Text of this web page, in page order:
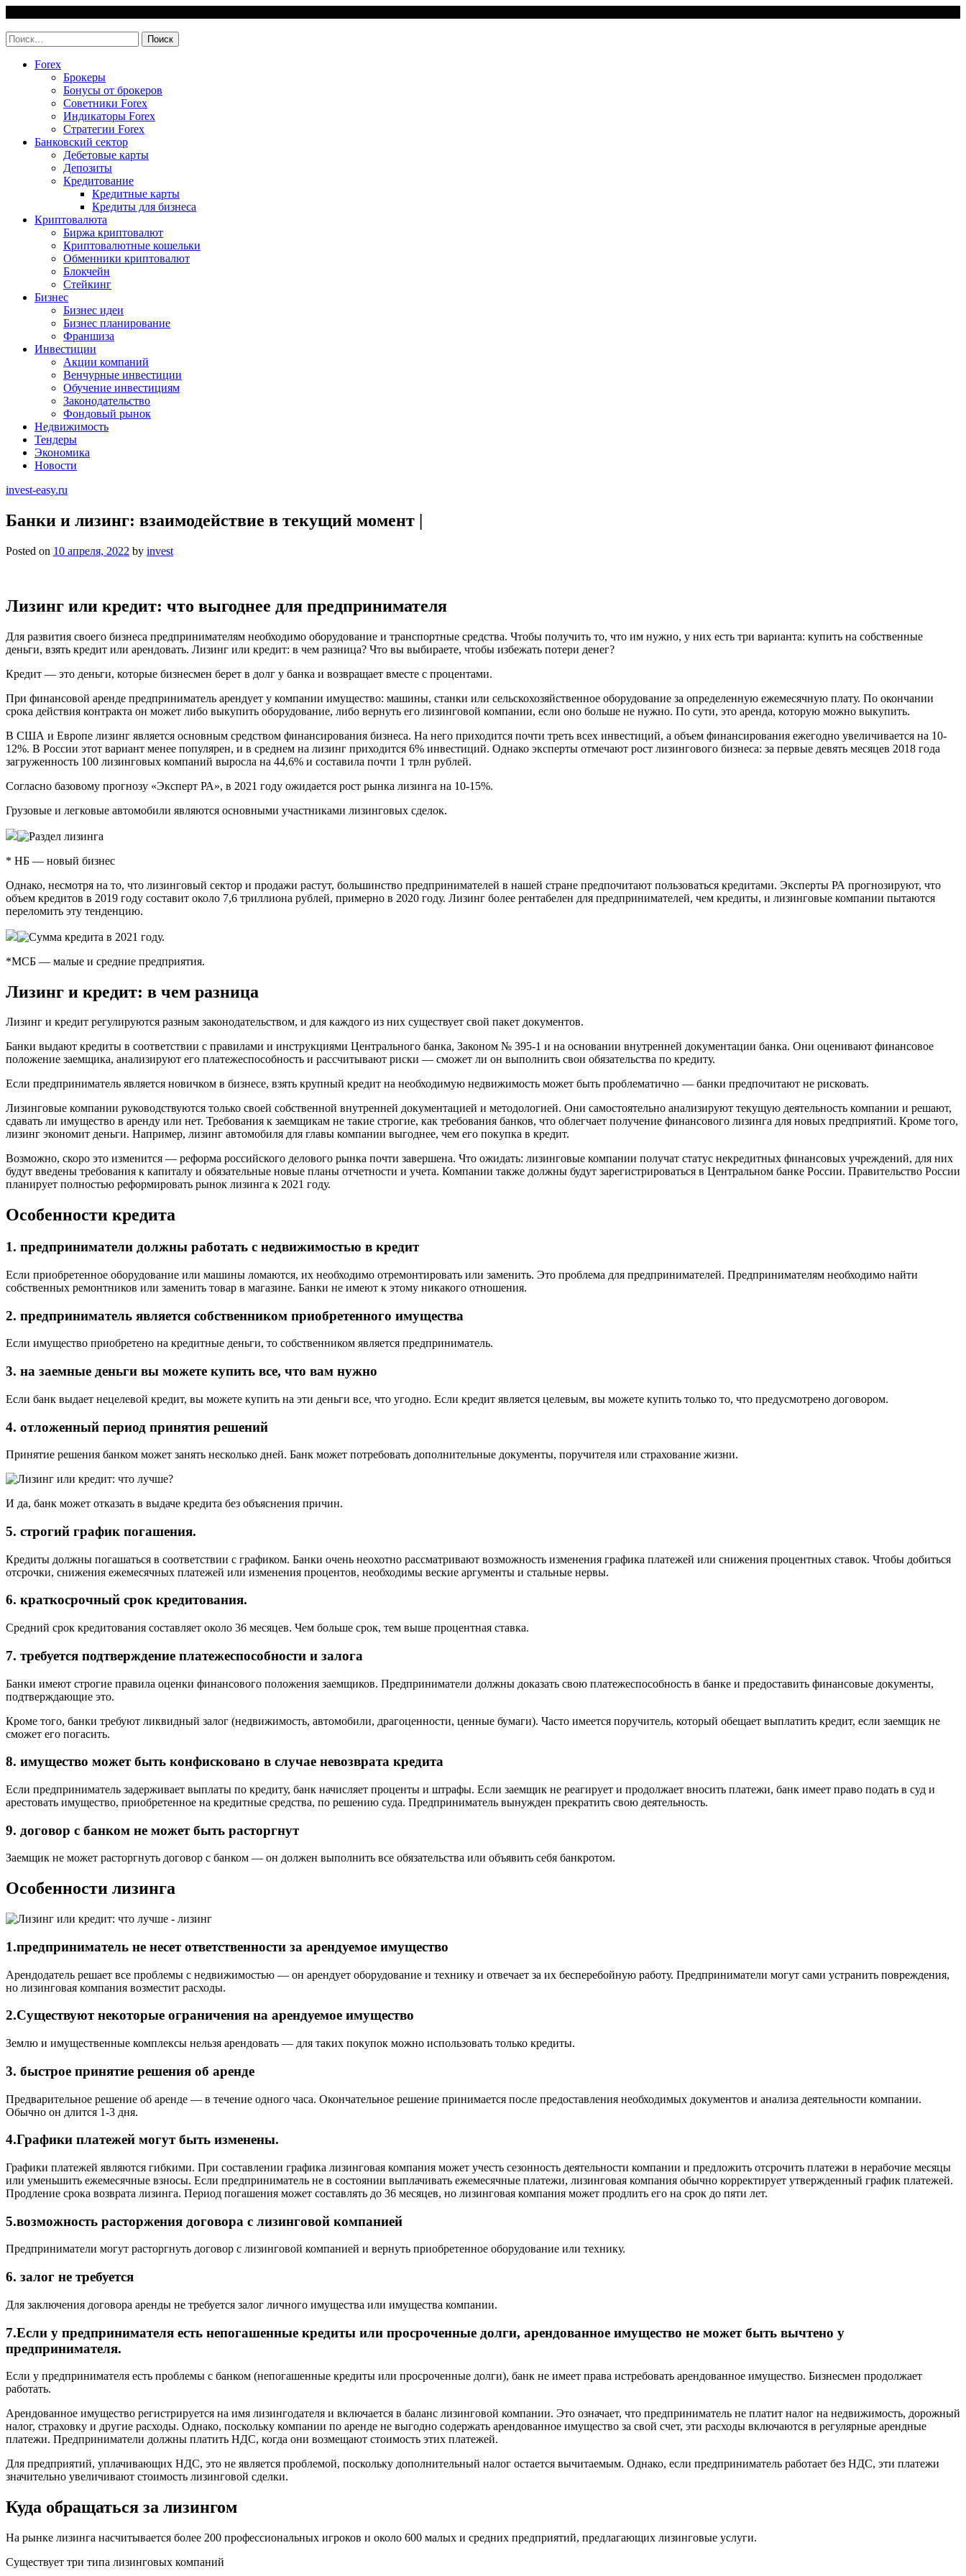
content
Найти:
Forex
Брокеры
Бонусы от брокеров
Советники Forex
Индикаторы Forex
Стратегии Forex
Банковский сектор
Дебетовые карты
Депозиты
Кредитование
Кредитные карты
Кредиты для бизнеса
Криптовалюта
Биржа криптовалют
Криптовалютные кошельки
Обменники криптовалют
Блокчейн
Стейкинг
Бизнес
Бизнес идеи
Бизнес планирование
Франшиза
Инвестиции
Акции компаний
Венчурные инвестиции
Обучение инвестициям
Законодательство
Фондовый рынок
Недвижимость
Тендеры
Экономика
Новости
invest-easy.ru
Банки и лизинг: взаимодействие в текущий момент |
Posted on 10 апреля, 2022 by invest
Лизинг или кредит: что выгоднее для предпринимателя
Для развития своего бизнеса предпринимателям необходимо оборудование и транспортные средства. Чтобы получить то, что им нужно, у них есть три варианта: купить на собственные
деньги, взять кредит или арендовать. Лизинг или кредит: в чем разница? Что вы выбираете, чтобы избежать потери денег?
Кредит — это деньги, которые бизнесмен берет в долг у банка и возвращает вместе с процентами.
При финансовой аренде предприниматель арендует у компании имущество: машины, станки или сельскохозяйственное оборудование за определенную ежемесячную плату. По окончании
срока действия контракта он может либо выкупить оборудование, либо вернуть его лизинговой компании, если оно больше не нужно. По сути, это аренда, которую можно выкупить.
В США и Европе лизинг является основным средством финансирования бизнеса. На него приходится почти треть всех инвестиций, а объем финансирования ежегодно увеличивается на 10-
12%. В России этот вариант менее популярен, и в среднем на лизинг приходится 6% инвестиций. Однако эксперты отмечают рост лизингового бизнеса: за первые девять месяцев 2018 года
загруженность 100 лизинговых компаний выросла на 44,6% и составила почти 1 трлн рублей.
Согласно базовому прогнозу «Эксперт РА», в 2021 году ожидается рост рынка лизинга на 10-15%.
Грузовые и легковые автомобили являются основными участниками лизинговых сделок.
* НБ — новый бизнес
Однако, несмотря на то, что лизинговый сектор и продажи растут, большинство предпринимателей в нашей стране предпочитают пользоваться кредитами. Эксперты РА прогнозируют, что
объем кредитов в 2019 году составит около 7,6 триллиона рублей, примерно в 2020 году. Лизинг более рентабелен для предпринимателей, чем кредиты, и лизинговые компании пытаются
переломить эту тенденцию.
*МСБ — малые и средние предприятия.
Лизинг и кредит: в чем разница
Лизинг и кредит регулируются разным законодательством, и для каждого из них существует свой пакет документов.
Банки выдают кредиты в соответствии с правилами и инструкциями Центрального банка, Законом № 395-1 и на основании внутренней документации банка. Они оценивают финансовое
положение заемщика, анализируют его платежеспособность и рассчитывают риски — сможет ли он выполнить свои обязательства по кредиту.
Если предприниматель является новичком в бизнесе, взять крупный кредит на необходимую недвижимость может быть проблематично — банки предпочитают не рисковать.
Лизинговые компании руководствуются только своей собственной внутренней документацией и методологией. Они самостоятельно анализируют текущую деятельность компании и решают,
сдавать ли имущество в аренду или нет. Требования к заемщикам не такие строгие, как требования банков, что облегчает получение финансового лизинга для новых предприятий. Кроме того,
лизинг экономит деньги. Например, лизинг автомобиля для главы компании выгоднее, чем его покупка в кредит.
Возможно, скоро это изменится — реформа российского делового рынка почти завершена. Что ожидать: лизинговые компании получат статус некредитных финансовых учреждений, для них
будут введены требования к капиталу и обязательные новые планы отчетности и учета. Компании также должны будут зарегистрироваться в Центральном банке России. Правительство России
планирует полностью реформировать рынок лизинга к 2021 году.
Особенности кредита
1. предприниматели должны работать с недвижимостью в кредит
Если приобретенное оборудование или машины ломаются, их необходимо отремонтировать или заменить. Это проблема для предпринимателей. Предпринимателям необходимо найти
собственных ремонтников или заменить товар в магазине. Банки не имеют к этому никакого отношения.
2. предприниматель является собственником приобретенного имущества
Если имущество приобретено на кредитные деньги, то собственником является предприниматель.
3. на заемные деньги вы можете купить все, что вам нужно
Если банк выдает нецелевой кредит, вы можете купить на эти деньги все, что угодно. Если кредит является целевым, вы можете купить только то, что предусмотрено договором.
4. отложенный период принятия решений
Принятие решения банком может занять несколько дней. Банк может потребовать дополнительные документы, поручителя или страхование жизни.
И да, банк может отказать в выдаче кредита без объяснения причин.
5. строгий график погашения.
Кредиты должны погашаться в соответствии с графиком. Банки очень неохотно рассматривают возможность изменения графика платежей или снижения процентных ставок. Чтобы добиться
отсрочки, снижения ежемесячных платежей или изменения процентов, необходимы веские аргументы и стальные нервы.
6. краткосрочный срок кредитования.
Средний срок кредитования составляет около 36 месяцев. Чем больше срок, тем выше процентная ставка.
7. требуется подтверждение платежеспособности и залога
Банки имеют строгие правила оценки финансового положения заемщиков. Предприниматели должны доказать свою платежеспособность в банке и предоставить финансовые документы,
подтверждающие это.
Кроме того, банки требуют ликвидный залог (недвижимость, автомобили, драгоценности, ценные бумаги). Часто имеется поручитель, который обещает выплатить кредит, если заемщик не
сможет его погасить.
8. имущество может быть конфисковано в случае невозврата кредита
Если предприниматель задерживает выплаты по кредиту, банк начисляет проценты и штрафы. Если заемщик не реагирует и продолжает вносить платежи, банк имеет право подать в суд и
арестовать имущество, приобретенное на кредитные средства, по решению суда. Предприниматель вынужден прекратить свою деятельность.
9. договор с банком не может быть расторгнут
Заемщик не может расторгнуть договор с банком — он должен выполнить все обязательства или объявить себя банкротом.
Особенности лизинга
1.предприниматель не несет ответственности за арендуемое имущество
Арендодатель решает все проблемы с недвижимостью — он арендует оборудование и технику и отвечает за их бесперебойную работу. Предприниматели могут сами устранить повреждения,
но лизинговая компания возместит расходы.
2.Существуют некоторые ограничения на арендуемое имущество
Землю и имущественные комплексы нельзя арендовать — для таких покупок можно использовать только кредиты.
3. быстрое принятие решения об аренде
Предварительное решение об аренде — в течение одного часа. Окончательное решение принимается после предоставления необходимых документов и анализа деятельности компании.
Обычно он длится 1-3 дня.
4.Графики платежей могут быть изменены.
Графики платежей являются гибкими. При составлении графика лизинговая компания может учесть сезонность деятельности компании и предложить отсрочить платежи в нерабочие месяцы
или уменьшить ежемесячные взносы. Если предприниматель не в состоянии выплачивать ежемесячные платежи, лизинговая компания обычно корректирует утвержденный график платежей.
Продление срока возврата лизинга. Период погашения может составлять до 36 месяцев, но лизинговая компания может продлить его на срок до пяти лет.
5.возможность расторжения договора с лизинговой компанией
Предприниматели могут расторгнуть договор с лизинговой компанией и вернуть приобретенное оборудование или технику.
6. залог не требуется
Для заключения договора аренды не требуется залог личного имущества или имущества компании.
7.Если у предпринимателя есть непогашенные кредиты или просроченные долги, арендованное имущество не может быть вычтено у
предпринимателя.
Если у предпринимателя есть проблемы с банком (непогашенные кредиты или просроченные долги), банк не имеет права истребовать арендованное имущество. Бизнесмен продолжает
работать.
Арендованное имущество регистрируется на имя лизингодателя и включается в баланс лизинговой компании. Это означает, что предприниматель не платит налог на недвижимость, дорожный
налог, страховку и другие расходы. Однако, поскольку компании по аренде не выгодно содержать арендованное имущество за свой счет, эти расходы включаются в регулярные арендные
платежи. Предприниматели должны платить НДС, когда они возмещают стоимость этих платежей.
Для предприятий, уплачивающих НДС, это не является проблемой, поскольку дополнительный налог остается вычитаемым. Однако, если предприниматель работает без НДС, эти платежи
значительно увеличивают стоимость лизинговой сделки.
Куда обращаться за лизингом
На рынке лизинга насчитывается более 200 профессиональных игроков и около 600 малых и средних предприятий, предлагающих лизинговые услуги.
Существует три типа лизинговых компаний